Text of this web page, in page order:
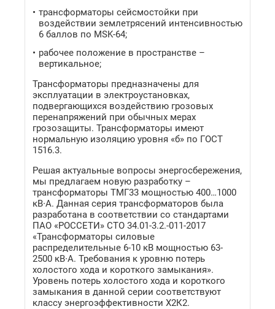
трансформаторы сейсмостойки при
воздействии землетрясений интенсивностью
6 баллов по MSK-64;
рабочее положение в пространстве –
вертикальное;
Трансформаторы предназначены для
эксплуатации в электроустановках,
подвергающихся воздействию грозовых
перенапряжений при обычных мерах
грозозащиты. Трансформаторы имеют
нормальную изоляцию уровня «б» по ГОСТ
1516.3.
Решая актуальные вопросы энергосбережения,
мы предлагаем новую разработку –
трансформаторы ТМГ33 мощностью 400…1000
кВ∙А. Данная серия трансформаторов была
разработана в соответствии со стандартами
ПАО «РОССЕТИ» СТО 34.01-3.2.-011-2017
«Трансформаторы силовые
распределительные 6-10 кВ мощностью 63-
2500 кВ∙А. Требования к уровню потерь
холостого хода и короткого замыкания».
Уровень потерь холостого хода и короткого
замыкания в данной серии соответствуют
классу энергоэффективности Х2К2.